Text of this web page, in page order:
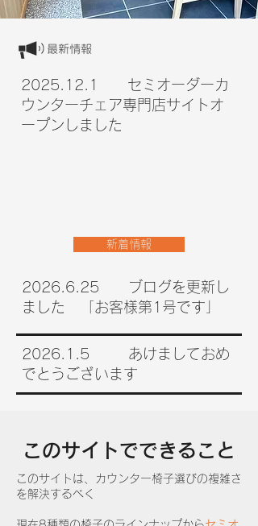
​2025.12.1 セミオーダーカ
ウンターチェア専門店サイトオ
ープンしました
新着情報
​2026.6.25 ブログを更新し
ました 「お客様第1号です」
​2026.1.5 あけましておめ
でとうございます
​このサイトでできること
​このサイトは、カウンター椅子選びの複雑さ
を解決するべく